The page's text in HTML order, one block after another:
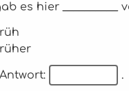
es hier __________
.